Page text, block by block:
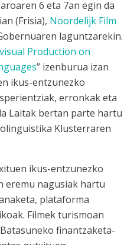
6 eta 7an egin da
(Frisia), Noordelijk Film
laguntzarekin.
Production on
” izenburua izan
ikus-entzunezko
erronkak eta
Laitak bertan parte hartu
Klusterraren
ikus-entzunezko
eremu nagusiak hartu
plataforma
Filmek turismoan
finantzaketa-